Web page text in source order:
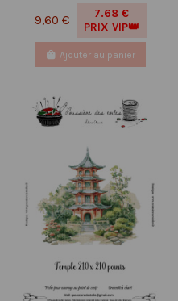
9,60 €
7.68 €
PRIX VIP👑
Ajouter au panier